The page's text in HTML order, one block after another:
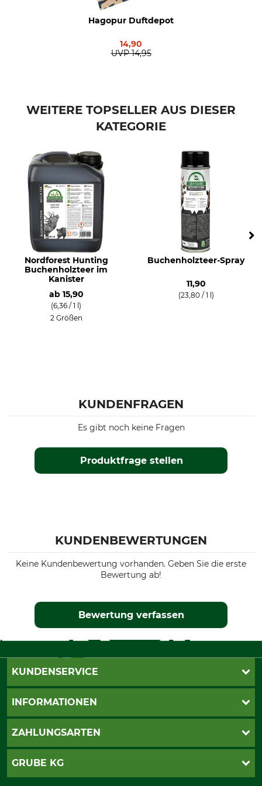
Hagopur Duftdepot
14,90
UVP 14,95
WEITERE TOPSELLER AUS DIESER
KATEGORIE
Nordforest Hunting
Buchenholzteer im
Kanister
ab 15,90
(6,36 / 1 l)
2 Größen
Buchenholzteer-Spray
11,90
(23,80 / 1 l)
KUNDENFRAGEN
Produktfrage stellen
Es gibt noch keine Fragen
KUNDENBEWERTUNGEN
Keine Kundenbewertung vorhanden. Geben Sie die erste
Bewertung ab!
Bewertung verfassen
KUNDENSERVICE
Live-Shopping
Seilwindenprüfung
INFORMATIONEN
AGB
ZAHLUNGSARTEN
PayPal
GRUBE KG